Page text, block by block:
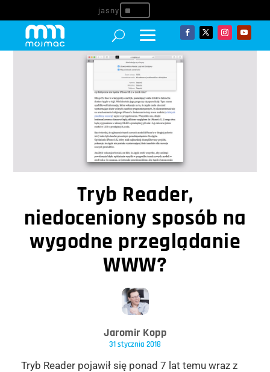
^
Tryb Reader,
niedoceniony sposób na
wygodne przeglądanie
WWW?
Jaromir Kopp
31 stycznia 2018
Tryb Reader pojawił się ponad 7 lat temu wraz z